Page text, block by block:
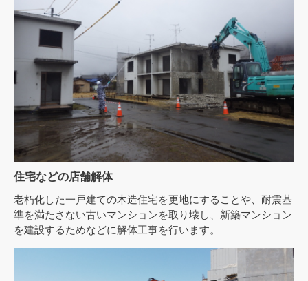
住宅などの店舗解体
老朽化した一戸建ての木造住宅を更地にすることや、耐震基
準を満たさない古いマンションを取り壊し、新築マンション
を建設するためなどに解体工事を行います。